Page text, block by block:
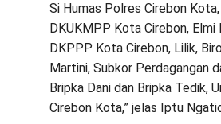
Si Humas Polres Cirebon
DKUKMPP Kota Cirebon, Elmi
DKPPP Kota Cirebon, Lilik,
Martini, Subkor Perdagangan
Bripka Dani dan Bripka Tedik,
Cirebon Kota,” jelas Iptu